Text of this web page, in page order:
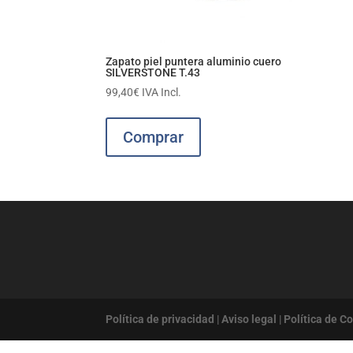
Zapato piel puntera aluminio cuero
SILVERSTONE T.43
99,40€ IVA Incl.
Comprar
Política de privacidad |Aviso legal | Política de